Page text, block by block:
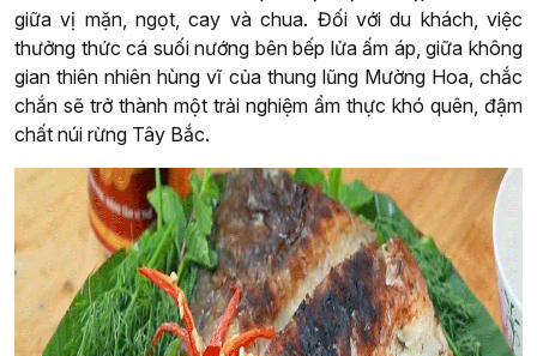
giữa vị mặn, ngọt, cay và chua. Đối với du khách, việc
thưởng thức cá suối nướng bên bếp lửa ấm áp, giữa không
gian thiên nhiên hùng vĩ của thung lũng Mường Hoa, chắc
chắn sẽ trở thành một trải nghiệm ẩm thực khó quên, đậm
chất núi rừng Tây Bắc.